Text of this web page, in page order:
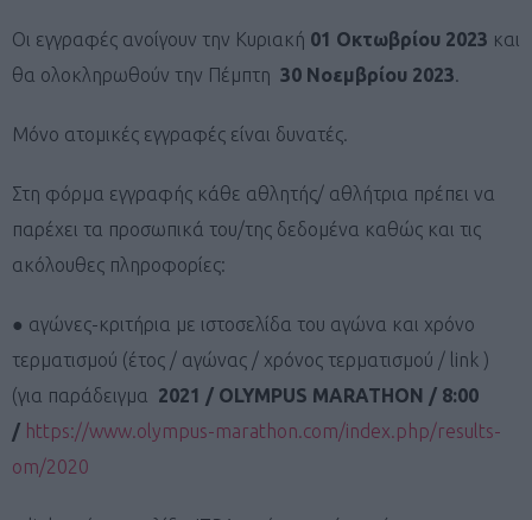
Οι εγγραφές ανοίγουν την Κυριακή 01 Οκτωβρίου 2023 και
θα ολοκληρωθούν την Πέμπτη 30 Νοεμβρίου 2023.
Μόνο ατομικές εγγραφές είναι δυνατές.
Στη φόρμα εγγραφής κάθε αθλητής/ αθλήτρια πρέπει να
παρέχει τα προσωπικά του/της δεδομένα καθώς και τις
ακόλουθες πληροφορίες:
● αγώνες-κριτήρια με ιστοσελίδα του αγώνα και χρόνο
τερματισμού (έτος / αγώνας / χρόνος τερματισμού / link )
(για παράδειγμα 2021 / OLYMPUS MARATHON / 8:00
/ https://www.olympus-marathon.com/index.php/results-
om/2020